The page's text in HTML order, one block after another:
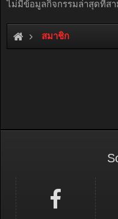
ไม่มีข้อมูลกิจกรรมล่าสุดที่สา
สมาชิก